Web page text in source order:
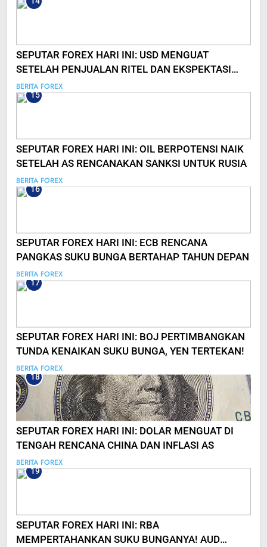
SEPUTAR FOREX HARI INI: USD MENGUAT
SETELAH PENJUALAN RITEL DAN EKSPEKTASI
SUKU BUNGA FED
BERITA FOREX
15
SEPUTAR FOREX HARI INI: OIL BERPOTENSI NAIK
SETELAH AS RENCANAKAN SANKSI UNTUK RUSIA
BERITA FOREX
16
SEPUTAR FOREX HARI INI: ECB RENCANA
PANGKAS SUKU BUNGA BERTAHAP TAHUN DEPAN
BERITA FOREX
17
SEPUTAR FOREX HARI INI: BOJ PERTIMBANGKAN
TUNDA KENAIKAN SUKU BUNGA, YEN TERTEKAN!
BERITA FOREX
18
SEPUTAR FOREX HARI INI: DOLAR MENGUAT DI
TENGAH RENCANA CHINA DAN INFLASI AS
BERITA FOREX
19
SEPUTAR FOREX HARI INI: RBA
MEMPERTAHANKAN SUKU BUNGANYA! AUD